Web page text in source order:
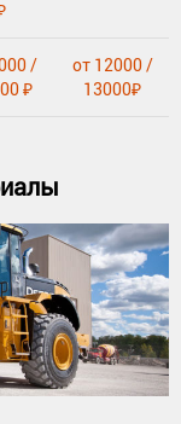
/
₽
от 12000 /
13000₽